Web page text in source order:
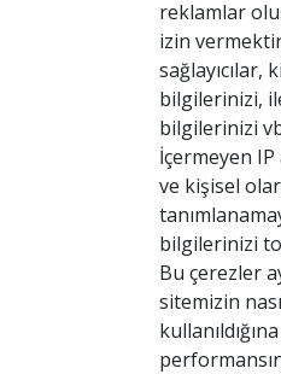
reklamlar
izin
sağlayıcılar,
bilgilerinizi,
bilgilerinizi
İçermeyen
ve kişisel
bilgilerinizi
Bu çerezler
sitemizin